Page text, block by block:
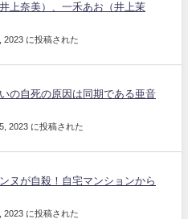
上奈美）、一禾あお（井上茉
2023 に投稿された
の自死の原因は同期である亜音
2023 に投稿された
ヌが自殺！自宅マンションから
2023 に投稿された